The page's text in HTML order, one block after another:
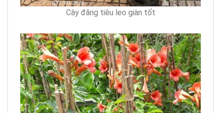
Cây đăng tiêu leo giàn tốt